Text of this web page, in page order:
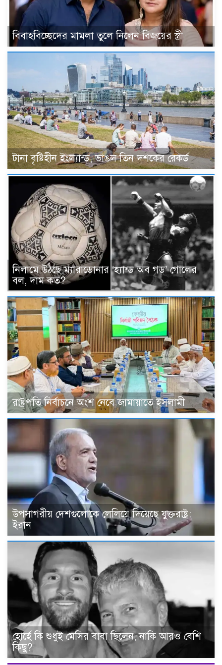
বিবাহবিচ্ছেদের মামলা তুলে নিলেন বিজয়ের স্ত্রী
টানা বৃষ্টিহীন ইংল্যান্ড, ভাঙল তিন দশকের রেকর্ড
নিলামে উঠছে ম্যারাডোনার ‘হ্যান্ড অব গড’ গোলের
বল, দাম কত?
রাষ্ট্রপতি নির্বাচনে অংশ নেবে জামায়াতে ইসলামী
উপসাগরীয় দেশগুলোকে লেলিয়ে দিয়েছে যুক্তরাষ্ট্র:
ইরান
হোর্হে কি শুধুই মেসির বাবা ছিলেন, নাকি আরও বেশি
কিছু?